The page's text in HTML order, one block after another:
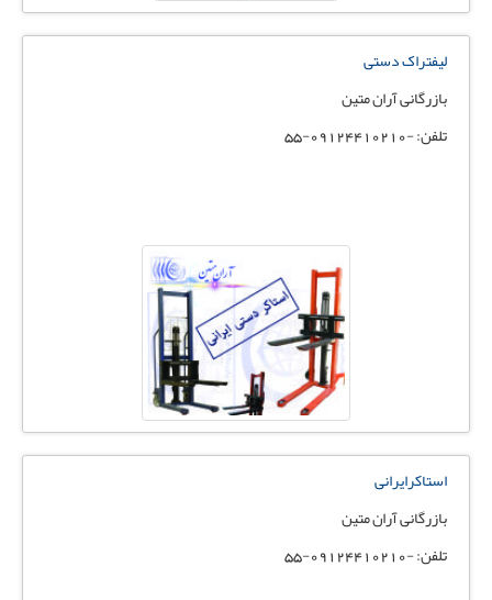
لیفتراک دستی
بازرگانی آران متین
تلفن: -09124410210-55
استاکرایرانی
بازرگانی آران متین
تلفن: -09124410210-55